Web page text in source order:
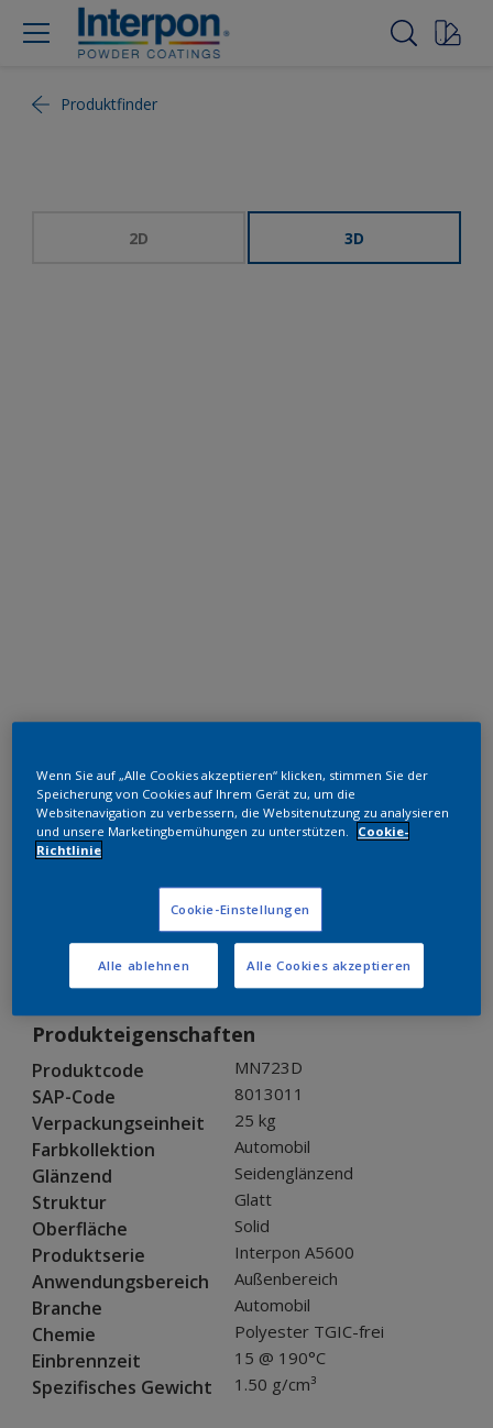
Produktfinder
2D 3D
SAT SCANIA BLACK
MN723D
Muster bestellen
Bestellen Sie direkt im Webshop
Produkteigenschaften
Produktcode MN723D
SAP-Code 8013011
Verpackungseinheit 25 kg
Farbkollektion Automobil
Glänzend Seidenglänzend
Struktur Glatt
Oberfläche Solid
Produktserie Interpon A5600
Anwendungsbereich Außenbereich
Branche Automobil
Chemie Polyester TGIC-frei
Einbrennzeit 15 @ 190°C
Spezifisches Gewicht 1.50 g/cm³
Wenn Sie auf „Alle Cookies akzeptieren“ klicken, stimmen Sie der
Speicherung von Cookies auf Ihrem Gerät zu, um die
Websitenavigation zu verbessern, die Websitenutzung zu analysieren
und unsere Marketingbemühungen zu unterstützen.
Cookie-
Richtlinie
Cookie-Einstellungen
Alle ablehnen Alle Cookies akzeptieren